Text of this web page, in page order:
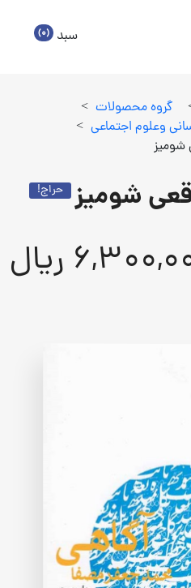
سبد (0)
گروه محصولات >
وعلوم اجتماعي >
شومیز حراج!
ریال